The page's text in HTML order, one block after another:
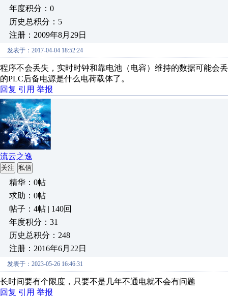
年度积分：0
历史总积分：5
注册：2009年8月29日
发表于：2017-04-04 18:52:24
程序不会丢失，实时时钟和靠电池（电容）维持的数据可能会
的PLC后备电源是什么电荷载体了。
回复 引用 举报
流云之逸
关注 私信
精华：0帖
求助：0帖
帖子：4帖 | 140回
年度积分：31
历史总积分：248
注册：2016年6月22日
发表于：2023-05-26 16:46:31
长时间要有个限度，只要不是几年不通电就不会有问题
回复 引用 举报